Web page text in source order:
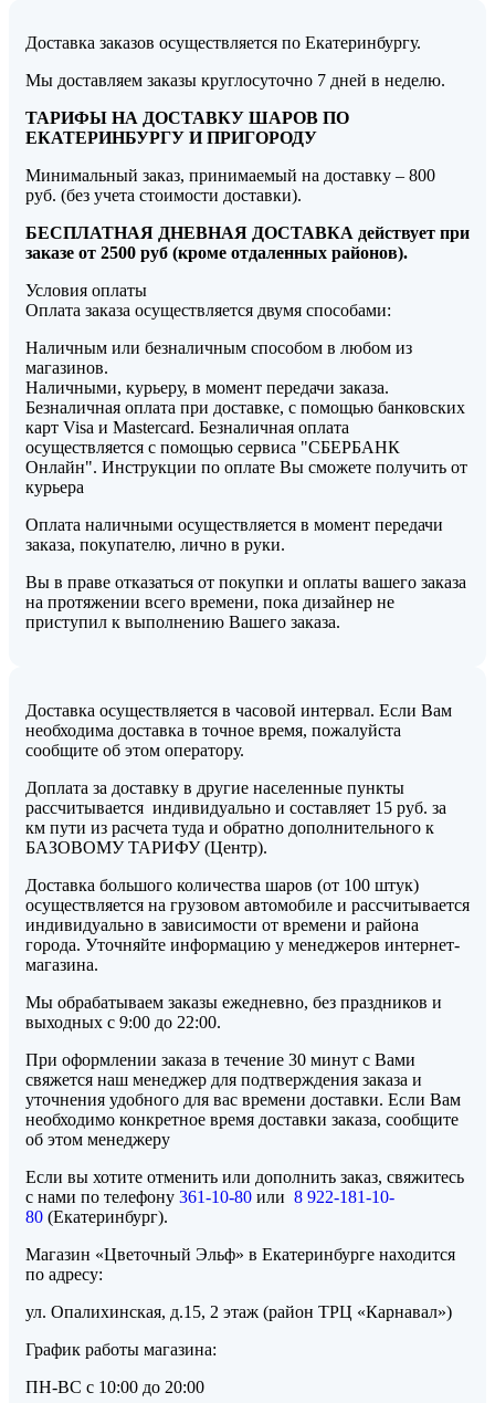
Доставка заказов осуществляется по Екатеринбургу.
Мы доставляем заказы круглосуточно 7 дней в неделю.
ТАРИФЫ НА ДОСТАВКУ ШАРОВ ПО
ЕКАТЕРИНБУРГУ И ПРИГОРОДУ
Минимальный заказ, принимаемый на доставку – 800
руб. (без учета стоимости доставки).
БЕСПЛАТНАЯ ДНЕВНАЯ ДОСТАВКА действует при
заказе от 2500 руб (кроме отдаленных районов).
Условия оплаты
Оплата заказа осуществляется двумя способами:
Наличным или безналичным способом в любом из
магазинов.
Наличными, курьеру, в момент передачи заказа.
Безналичная оплата при доставке, с помощью банковских
карт Visa и Mastercard. Безналичная оплата
осуществляется с помощью сервиса "СБЕРБАНК
Онлайн". Инструкции по оплате Вы сможете получить от
курьера
Оплата наличными осуществляется в момент передачи
заказа, покупателю, лично в руки.
Вы в праве отказаться от покупки и оплаты вашего заказа
на протяжении всего времени, пока дизайнер не
приступил к выполнению Вашего заказа.
Доставка осуществляется в часовой интервал. Если Вам
необходима доставка в точное время, пожалуйста
сообщите об этом оператору.
Доплата за доставку в другие населенные пункты
рассчитывается индивидуально и составляет 15 руб. за
км пути из расчета туда и обратно дополнительного к
БАЗОВОМУ ТАРИФУ (Центр).
Доставка большого количества шаров (от 100 штук)
осуществляется на грузовом автомобиле и рассчитывается
индивидуально в зависимости от времени и района
города. Уточняйте информацию у менеджеров интернет-
магазина.
Мы обрабатываем заказы ежедневно, без праздников и
выходных с 9:00 до 22:00.
При оформлении заказа в течение 30 минут с Вами
свяжется наш менеджер для подтверждения заказа и
уточнения удобного для вас времени доставки. Если Вам
необходимо конкретное время доставки заказа, сообщите
об этом менеджеру
Если вы хотите отменить или дополнить заказ, свяжитесь
с нами по телефону 361-10-80 или 8 922-181-10-
80 (Екатеринбург).
Магазин «Цветочный Эльф» в Екатеринбурге находится
по адресу:
ул. Опалихинская, д.15, 2 этаж (район ТРЦ «Карнавал»)
График работы магазина:
ПН-ВС с 10:00 до 20:00